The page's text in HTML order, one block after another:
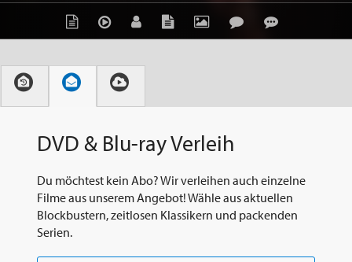
DVD & Blu-ray Verleih
Du möchtest kein Abo? Wir verleihen auch einzelne
Filme aus unserem Angebot! Wähle aus aktuellen
Blockbustern, zeitlosen Klassikern und packenden
Serien.